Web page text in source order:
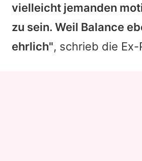
vielleicht jemanden
zu sein. Weil Balance
ehrlich", schrieb die